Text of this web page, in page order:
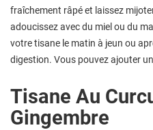
fraîchement râpé et laissez
adoucissez avec du miel ou du
votre tisane le matin à jeun ou
digestion. Vous pouvez ajouter
Tisane Au
Gingembre